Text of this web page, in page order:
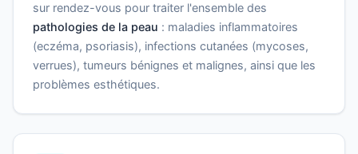
sur rendez-vous pour traiter l'ensemble des
pathologies de la peau : maladies inflammatoires
(eczéma, psoriasis), infections cutanées (mycoses,
verrues), tumeurs bénignes et malignes, ainsi que les
problèmes esthétiques.